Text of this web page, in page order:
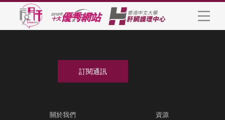
關於我們 資源